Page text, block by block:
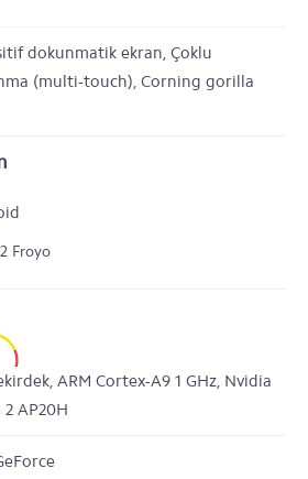
dokunmatik ekran, Çoklu
(multi-touch), Corning gorilla
Froyo
ARM Cortex-A9 1 GHz, Nvidia
AP20H